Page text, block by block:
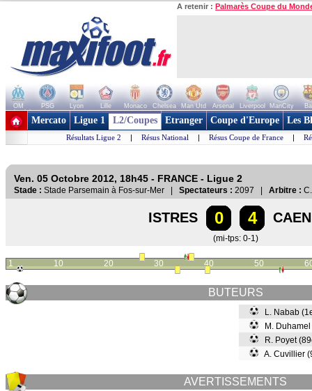
A retenir : Palmarès Coupe du
OM PSG Lyon Lille Monaco Chelsea Man Utd Arsenal Liverpool ManCity
+ de clubs
Mercato Ligue 1 L2/Coupes Etranger Coupe d'Europe Les
Résultats Ligue 2 | Résus National | Résus Coupe de France |
Ven. 05 Octobre 2012, 18h45 - FRANCE - Ligue 2
Stade : Stade Parsemain à Fos-sur-Mer | Spectateurs : 2097 | Arbitre :
ISTRES 0 4 CAEN
(mi-tps: 0-1)
1 10 20 30 40 50
BUTEURS
L. Nabab
M.
R. Poyet
A. Cuvillier
AVERTISSEMENTS